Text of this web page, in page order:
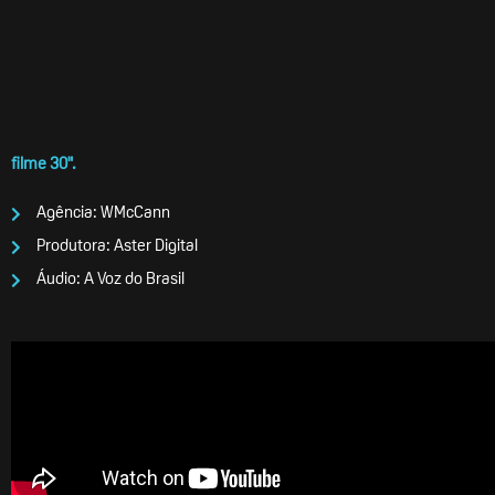
filme 30".
Agência: WMcCann
Produtora: Aster Digital
Áudio: A Voz do Brasil